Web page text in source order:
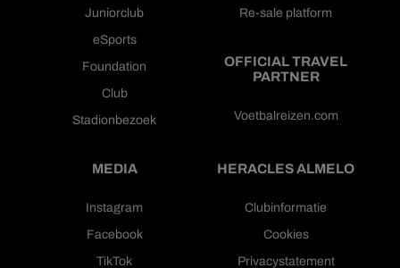
Juniorclub
eSports
Foundation
Club
Stadionbezoek
Re-sale platform
OFFICIAL TRAVEL
PARTNER
Voetbalreizen.com
MEDIA
Instagram
Facebook
TikTok
HERACLES ALMELO
Clubinformatie
Cookies
Privacystatement